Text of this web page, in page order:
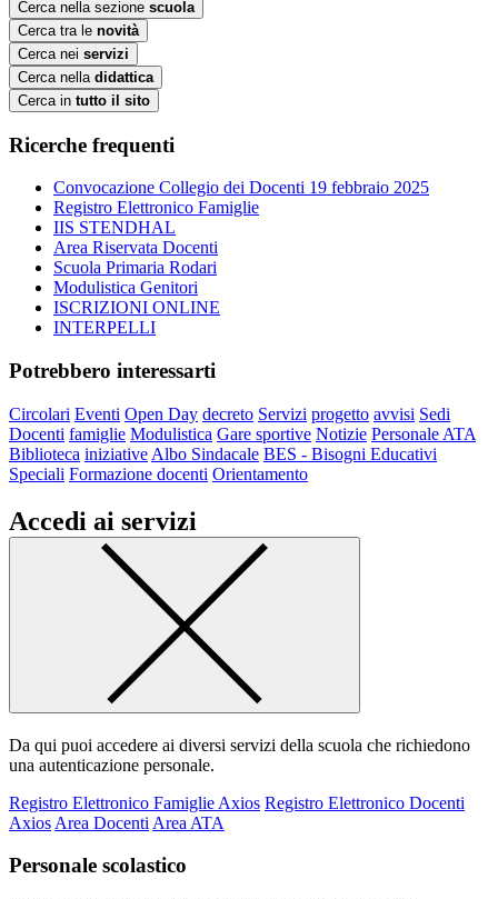
Cerca nella sezione scuola
Cerca tra le novità
Cerca nei servizi
Cerca nella didattica
Cerca in tutto il sito
Ricerche frequenti
Convocazione Collegio dei Docenti 19 febbraio 2025
Registro Elettronico Famiglie
IIS STENDHAL
Area Riservata Docenti
Scuola Primaria Rodari
Modulistica Genitori
ISCRIZIONI ONLINE
INTERPELLI
Potrebbero interessarti
Circolari Eventi Open Day decreto Servizi progetto avvisi Sedi
Docenti famiglie Modulistica Gare sportive Notizie Personale ATA
Biblioteca iniziative Albo Sindacale BES - Bisogni Educativi
Speciali Formazione docenti Orientamento
Accedi ai servizi
Da qui puoi accedere ai diversi servizi della scuola che richiedono
una autenticazione personale.
Registro Elettronico Famiglie Axios Registro Elettronico Docenti
Axios Area Docenti Area ATA
Personale scolastico